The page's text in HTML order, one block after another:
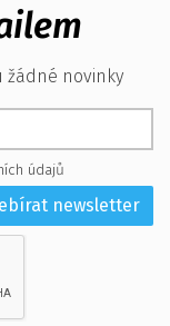
žádné novinky
údajů
newsletter